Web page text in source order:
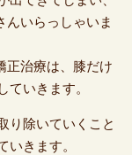
んいらっしゃいま
正治療は、膝だけ
ていきます。
り除いていくこと
いきます。